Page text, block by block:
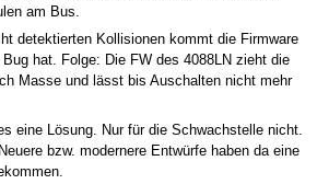
am Bus.
detektierten Kollisionen kommt die Firmware
hat. Folge: Die FW des 4088LN zieht die
Masse und lässt bis Auschalten nicht mehr
eine Lösung. Nur für die Schwachstelle nicht.
bzw. modernere Entwürfe haben da eine